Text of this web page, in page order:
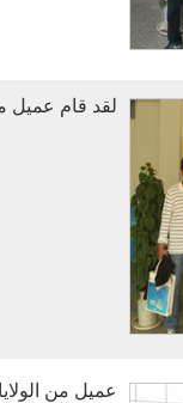
لقد قام عميل
عميل من